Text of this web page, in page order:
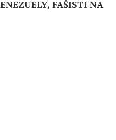
FAŠISTI NA